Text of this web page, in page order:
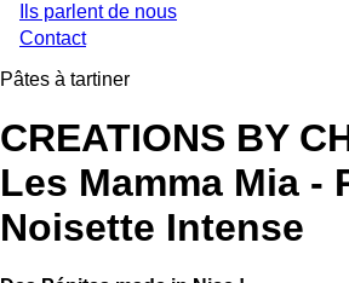
Ils parlent de nous
Contact
Pâtes à tartiner
CREATIONS BY
Les Mamma Mia -
Noisette Intense